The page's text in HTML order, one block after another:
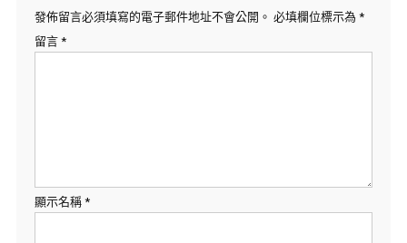
發佈留言必須填寫的電子郵件地址不會公開。 必填欄位標示為 *
留言 *
顯示名稱 *